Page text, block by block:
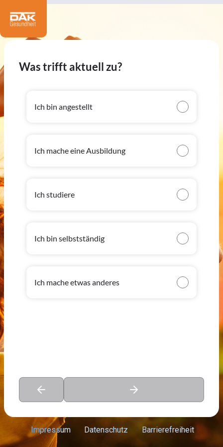
Was trifft aktuell zu?
Ich bin angestellt
Ich mache eine Ausbildung
Ich studiere
Ich bin selbstständig
Ich mache etwas anderes
Impressum Datenschutz Barrierefreiheit